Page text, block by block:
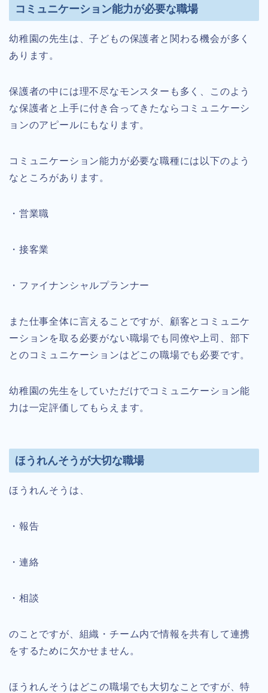
コミュニケーション能力が必要な職場
幼稚園の先生は、子どもの保護者と関わる機会が多く
あります。
保護者の中には理不尽なモンスターも多く、このよう
な保護者と上手に付き合ってきたならコミュニケーシ
ョンのアピールにもなります。
コミュニケーション能力が必要な職種には以下のよう
なところがあります。
・営業職
・接客業
・ファイナンシャルプランナー
また仕事全体に言えることですが、顧客とコミュニケ
ーションを取る必要がない職場でも同僚や上司、部下
とのコミュニケーションはどこの職場でも必要です。
幼稚園の先生をしていただけでコミュニケーション能
力は一定評価してもらえます。
ほうれんそうが大切な職場
ほうれんそうは、
・報告
・連絡
・相談
のことですが、組織・チーム内で情報を共有して連携
をするために欠かせません。
ほうれんそうはどこの職場でも大切なことですが、特